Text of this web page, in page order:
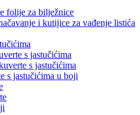
folije za bilježnice
i kutijice za vađenje listića
s jastučićima
s jastučićima
s jastučićima u boji